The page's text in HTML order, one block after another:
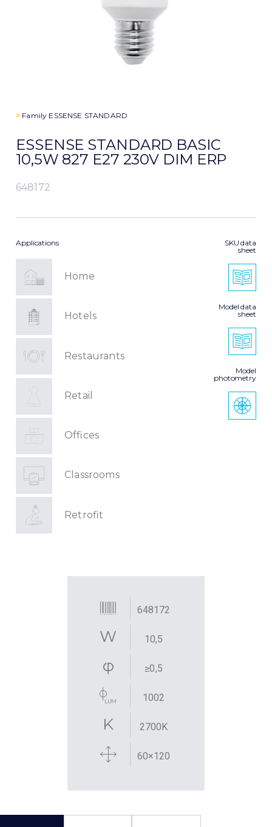
> Family ESSENSE STANDARD
ESSENSE STANDARD BASIC
10,5W 827 E27 230V DIM ERP
648172
Applications
Home
Hotels
Restaurants
Retail
Offices
Classrooms
Retrofit
SKU data
sheet
Model data
sheet
Model
photometry
648172
10,5
≥0,5
1002
2700K
60×120